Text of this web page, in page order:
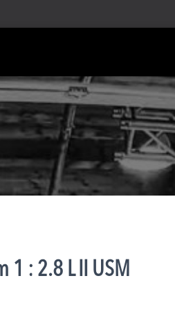
1 : 2.8 L II USM